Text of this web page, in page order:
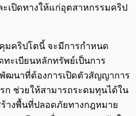
เปิดทางให้แก่อุตสาหกรรมคริป
มคริปโตนี้ จะมีการกำหนด
ทะเบียนหลักทรัพย์เป็นการ
ฒนาที่ต้องการเปิดตัวสัญญาการ
ก ช่วยให้สามารถระดมทุนได้ใน
างพื้นที่ปลอดภัยทางกฎหมาย